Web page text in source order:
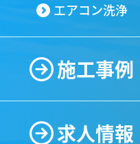
エアコン洗浄
施工事例
求人情報